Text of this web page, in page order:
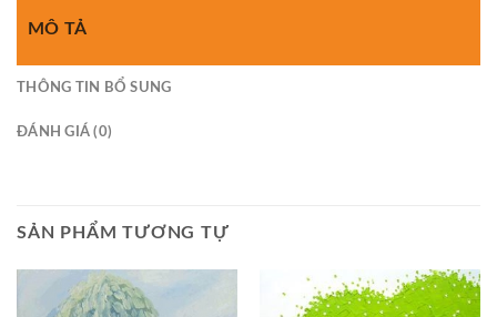
MÔ TẢ
THÔNG TIN BỔ SUNG
ĐÁNH GIÁ (0)
SẢN PHẨM TƯƠNG TỰ